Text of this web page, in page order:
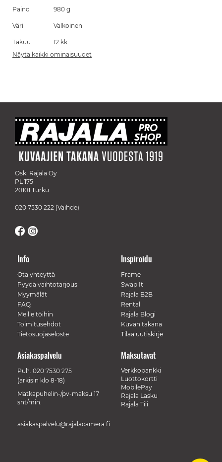
Paino 980 g
Väri Valkoinen
Takuu
12 kk
Näytä kaikki ominaisuudet
Osk. Rajala Oy
PL 175
20101 Turku
020 7530 222 (Vaihde)
Info
Ota yhteyttä
Pyydä vaihtotarjous
Myymälät
FAQ
Meille töihin
Toimitusehdot
Tietosuojaseloste
Inspiroidu
Frame
Swap It
Rajala B2B
Rental
Rajala Blogi
Kuvan takana
Tilaa uutiskirje
Maksutavat
Verkkopankki
Luottokortti
MobilePay
Rajala Lasku
Rajala Tili
Asiakaspalvelu
Puh. 020 7530 275
(arkisin klo 8-18)
Matkapuhelin-/pv-maksu 17
snt/min.
asiakaspalvelu@rajalacamera.fi